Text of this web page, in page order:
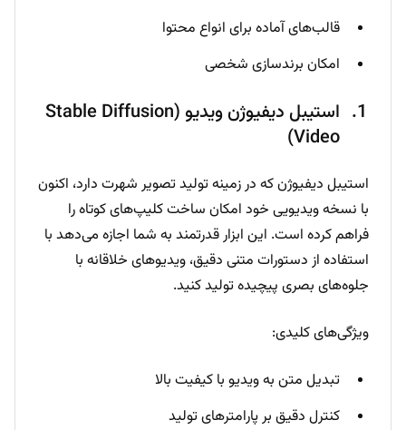
قالب‌های آماده برای انواع محتوا
امکان برندسازی شخصی
استیبل دیفیوژن ویدیو (Stable Diffusion
Video)
استیبل دیفیوژن که در زمینه تولید تصویر شهرت دارد، اکنون
با نسخه ویدیویی خود امکان ساخت کلیپ‌های کوتاه را
فراهم کرده است. این ابزار قدرتمند به شما اجازه می‌دهد با
استفاده از دستورات متنی دقیق، ویدیوهای خلاقانه با
جلوه‌های بصری پیچیده تولید کنید.
ویژگی‌های کلیدی:
تبدیل متن به ویدیو با کیفیت بالا
کنترل دقیق بر پارامترهای تولید